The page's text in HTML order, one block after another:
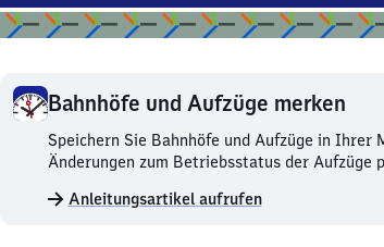
Bahnhöfe und Aufzüge merken
Bahnhöfe
und
merken.
Speichern Sie Bahnhöfe und Aufzüge in Ihrer
Änderungen zum Betriebsstatus der Aufzüge
Anleitungsartikel aufrufen